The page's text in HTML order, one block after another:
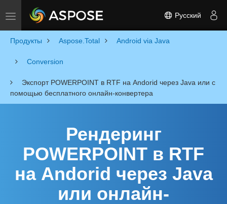
Toggle navigation Русский
Продукты Aspose.Total Android via Java
Conversion
Экспорт POWERPOINT в RTF на Andorid через Java или с
помощью бесплатного онлайн-конвертера
Рендеринг
POWERPOINT в RTF
на Andorid через Java
или онлайн-